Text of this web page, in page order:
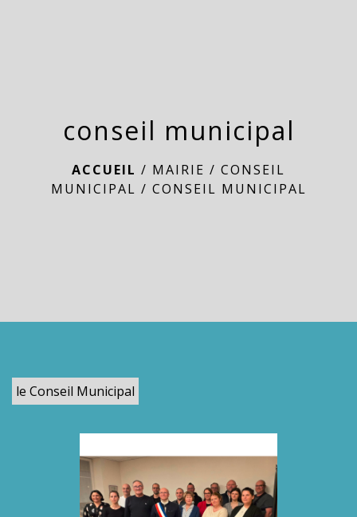
conseil municipal
ACCUEIL / MAIRIE / CONSEIL
MUNICIPAL / CONSEIL MUNICIPAL
le Conseil Municipal